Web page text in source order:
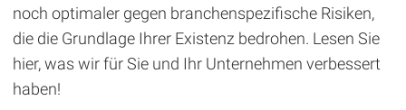
noch optimaler gegen branchenspezifische Risiken,
die die Grundlage Ihrer Existenz bedrohen. Lesen Sie
hier, was wir für Sie und Ihr Unternehmen verbessert
haben!